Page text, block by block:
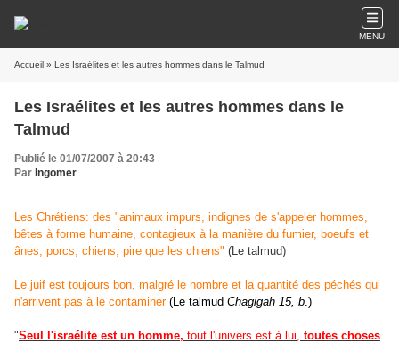
MENU
Accueil » Les Israélites et les autres hommes dans le Talmud
Les Israélites et les autres hommes dans le
Talmud
Publié le 01/07/2007 à 20:43
Par Ingomer
Les Chrétiens: des "animaux impurs, indignes de s'appeler hommes,
bêtes à forme humaine, contagieux à la manière du fumier, boeufs et
ânes, porcs, chiens, pire que les chiens" (Le talmud)
Le juif est toujours bon, malgré le nombre et la quantité des péchés qui
n'arrivent pas à le contaminer (Le talmud Chagigah 15, b.)
"Seul l'israélite est un homme, tout l'univers est à lui, toutes choses